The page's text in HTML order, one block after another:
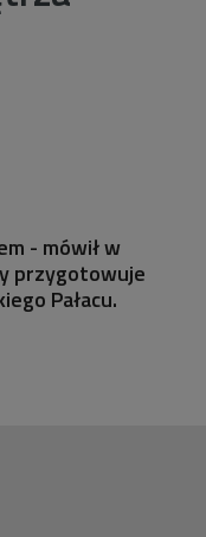
- mówił w
przygotowuje
Pałacu.